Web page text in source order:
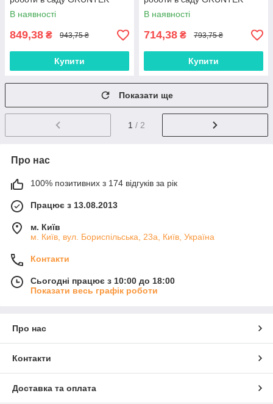
В наявності
849,38 ₴ 943,75 ₴
Купити
В наявності
714,38 ₴ 793,75 ₴
Купити
Показати ще
1 / 2
Про нас
100% позитивних з 174 відгуків за рік
Працює з 13.08.2013
м. Київ
м. Київ, вул. Бориспільська, 23а, Київ, Україна
Контакти
Сьогодні працює з 10:00 до 18:00
Показати весь графік роботи
Про нас
Контакти
Доставка та оплата